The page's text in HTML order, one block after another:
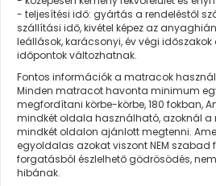
- teljesítési idő: gyártás a rendeléstől
szállítási idő, kivétel képez az
leállások, karácsonyi, év végi
időpontok változhatnak.
Fontos információk a matracok
Minden matracot havonta minimum
megfordítani körbe-körbe, 180 fokban,
mindkét oldala használható, azoknál
mindkét oldalon ajánlott megtenni.
egyoldalas azokat viszont NEM szabad
forgatásból észlelhető gödrösödés,
hibának.